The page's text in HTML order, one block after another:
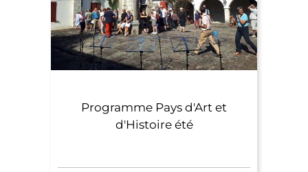
Programme Pays d'Art et
d'Histoire été